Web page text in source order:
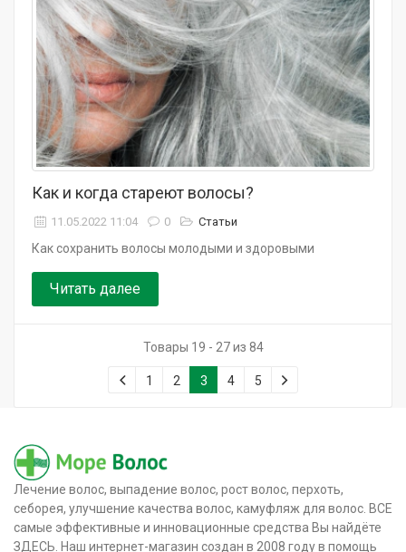
Как и когда стареют волосы?
11.05.2022 11:04 0 Статьи
Как сохранить волосы молодыми и здоровыми
Читать далее
Товары 19 - 27 из 84
1 2 3 4 5
Лечение волос, выпадение волос, рост волос, перхоть,
себорея, улучшение качества волос, камуфляж для волос. ВСЕ
самые эффективные и инновационные средства Вы найдёте
ЗДЕСЬ. Наш интернет-магазин создан в 2008 году в помощь